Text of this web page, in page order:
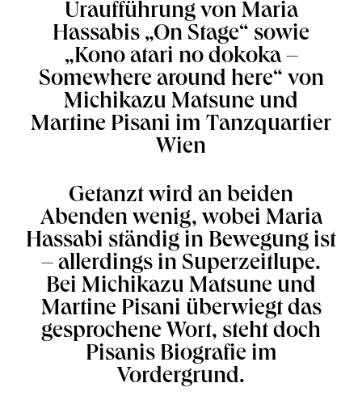
Uraufführung von Maria
Hassabis „On Stage“ sowie
„Kono atari no dokoka –
Somewhere around here“ von
Michikazu Matsune und
Martine Pisani im Tanzquartier
Wien
Getanzt wird an beiden
Abenden wenig, wobei Maria
Hassabi ständig in Bewegung ist
– allerdings in Superzeitlupe.
Bei Michikazu Matsune und
Martine Pisani überwiegt das
gesprochene Wort, steht doch
Pisanis Biografie im
Vordergrund.